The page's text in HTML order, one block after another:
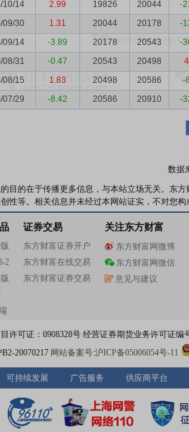
10/14
2.99 19826 20044
-
09/30
1.31 20044 20178
-
09/14
-3.89 20178 20543
-
08/31
-0.47 20543 20498
08/15
1.83 20498 20586
-
07/29
-8.42 20586 20910 -
数据
目的在于传播更多信息，与本站立场无关。东
性等。相关信息并未经过本网站证实，不对您
2
证券交易
东方财富证券开户
东方财富在线交易
东方财富证券交易
关注东方财富
东方财富网微博
东方财富网微信
意见与建议
许可证：0908328号 经营证券期货业务许可证编
20070217 网站备案号:沪ICP备05006054号-11
可持续发展 广告服务 供应商平台